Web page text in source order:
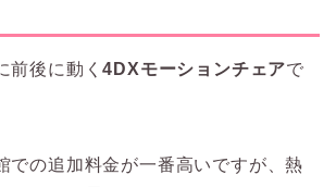
前後に動く4DXモーションチェアで
での追加料金が一番高いですが、熱